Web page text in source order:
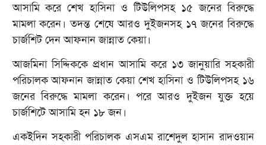
আসামি করে শেখ হাসিনা ও টিউলিপসহ ১৫ জনের বিরুদ্ধে
মামলা করেন। তদন্ত শেষে আরও দুইজনসহ ১৭ জনের বিরুদ্ধে
চার্জশিট দেন আফনান জান্নাত কেয়া।
আজমিনা সিদ্দিককে প্রধান আসামি করে ১৩ জানুয়ারি সহকারী
পরিচালক আফনান জান্নাত কেয়া শেখ হাসিনা ও টিউলিপসহ ১৬
জনের বিরুদ্ধে মামলা করেন। পরে আরও দুইজন যুক্ত হয়ে
চার্জশিটে আসামি হন ১৮ জন।
একইদিন সহকারী পরিচালক এসএম রাশেদুল হাসান রাদওয়ান